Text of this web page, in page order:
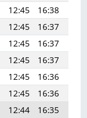
12:45 16:38
12:45 16:37
12:45 16:37
12:45 16:37
12:45 16:36
12:45 16:36
12:44 16:35